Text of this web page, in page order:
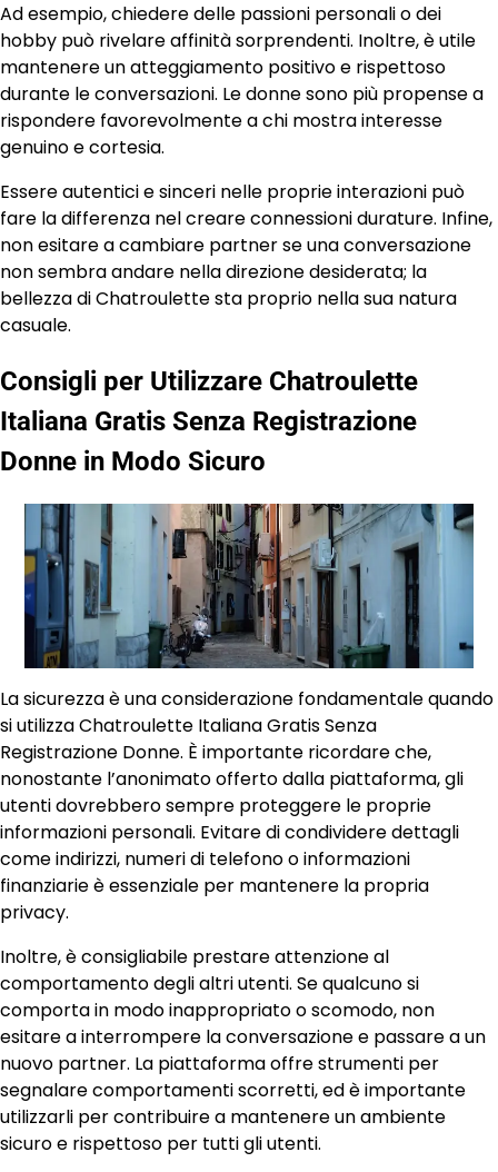
Ad esempio, chiedere delle passioni personali o dei
hobby può rivelare affinità sorprendenti. Inoltre, è utile
mantenere un atteggiamento positivo e rispettoso
durante le conversazioni. Le donne sono più propense a
rispondere favorevolmente a chi mostra interesse
genuino e cortesia.
Essere autentici e sinceri nelle proprie interazioni può
fare la differenza nel creare connessioni durature. Infine,
non esitare a cambiare partner se una conversazione
non sembra andare nella direzione desiderata; la
bellezza di Chatroulette sta proprio nella sua natura
casuale.
Consigli per Utilizzare Chatroulette
Italiana Gratis Senza Registrazione
Donne in Modo Sicuro
La sicurezza è una considerazione fondamentale quando
si utilizza Chatroulette Italiana Gratis Senza
Registrazione Donne. È importante ricordare che,
nonostante l’anonimato offerto dalla piattaforma, gli
utenti dovrebbero sempre proteggere le proprie
informazioni personali. Evitare di condividere dettagli
come indirizzi, numeri di telefono o informazioni
finanziarie è essenziale per mantenere la propria
privacy.
Inoltre, è consigliabile prestare attenzione al
comportamento degli altri utenti. Se qualcuno si
comporta in modo inappropriato o scomodo, non
esitare a interrompere la conversazione e passare a un
nuovo partner. La piattaforma offre strumenti per
segnalare comportamenti scorretti, ed è importante
utilizzarli per contribuire a mantenere un ambiente
sicuro e rispettoso per tutti gli utenti.